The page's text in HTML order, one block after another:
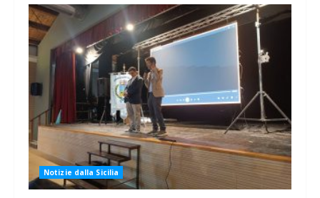
Notizie dalla Sicilia